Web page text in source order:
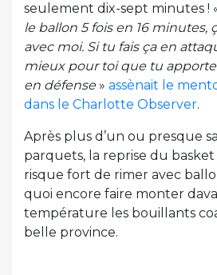
seulement dix-sept minutes !
le ballon 5 fois en 16 minutes,
avec moi. Si tu fais ça en
mieux pour toi que tu
en défense» assènait le
dans le Charlotte Observer.
Après plus d’un ou presque
parquets, la reprise du
risque fort de rimer avec
quoi encore faire monter
température les bouillants
belle province.